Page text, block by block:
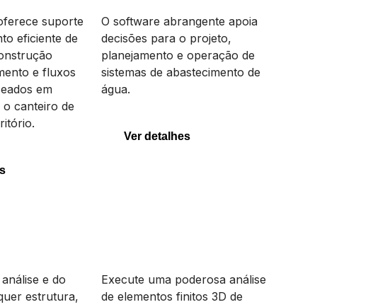
4D
suporte
eficiente de
e fluxos
em
o canteiro de
WaterGEMS
OpenFlows
WaterGEMS
O software abrangente apoia
decisões para o projeto,
planejamento e operação de
sistemas de abastecimento de
água.
Ver detalhes
e do
estrutura,
Execute uma poderosa análise
de elementos finitos 3D de